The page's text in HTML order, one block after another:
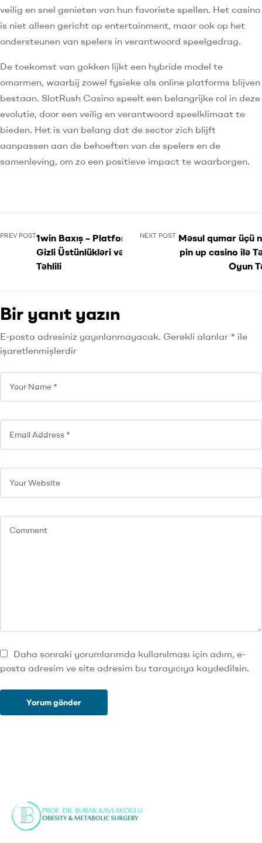
veilig en snel genieten van hun favoriete spellen. Het casino
is niet alleen gericht op entertainment, maar ook op het
ondersteunen van spelers in verantwoord speelgedrag.
De toekomst van gokken lijkt een hybride model te
omarmen, waarbij zowel fysieke als online platforms blijven
bestaan. SlotRush Casino speelt een belangrijke rol in deze
evolutie, door een veilig en verantwoord speelklimaat te
bieden. Het is van belang dat de sector zich blijft
aanpassen aan de behoeften van de spelers en de
samenleving, om zo een positieve impact te waarborgen.
PREV POST1win Baxış – Platformanın
Gizli Üstünlükləri və Real
Təhlili
NEXT POST Məsul qumar üçü
pin up casino ilə
Oyun
Bir yanıt yazın
E-posta adresiniz yayınlanmayacak. Gerekli alanlar * ile
işaretlenmişlerdir
Daha sonraki yorumlarımda kullanılması için adım, e-
posta adresim ve site adresim bu tarayıcıya kaydedilsin.